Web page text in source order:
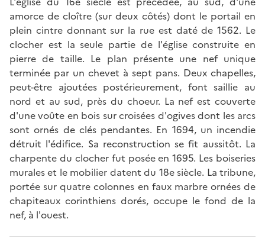
amorce de cloître (sur deux côtés) dont le portail en
plein cintre donnant sur la rue est daté de 1562. Le
clocher est la seule partie de l'église construite en
pierre de taille. Le plan présente une nef unique
terminée par un chevet à sept pans. Deux chapelles,
peut-être ajoutées postérieurement, font saillie au
nord et au sud, près du choeur. La nef est couverte
d'une voûte en bois sur croisées d'ogives dont les arcs
sont ornés de clés pendantes. En 1694, un incendie
détruit l'édifice. Sa reconstruction se fit aussitôt. La
charpente du clocher fut posée en 1695. Les boiseries
murales et le mobilier datent du 18e siècle. La tribune,
portée sur quatre colonnes en faux marbre ornées de
chapiteaux corinthiens dorés, occupe le fond de la
nef, à l'ouest.